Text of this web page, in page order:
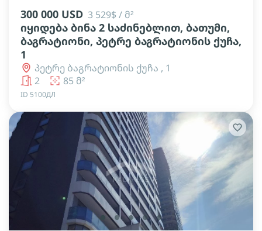
300 000 USD 3 529$ / მ²
იყიდება ბინა 2 საძინებლით, ბათუმი,
ბაგრატიონი, პეტრე ბაგრატიონის ქუჩა,
1
პეტრე ბაგრატიონის ქუჩა , 1
2
85 მ²
ID 5100ДЛ
lens lens lens lens lens